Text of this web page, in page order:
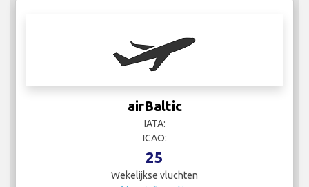
airBaltic
IATA:
ICAO:
25
Wekelijkse vluchten